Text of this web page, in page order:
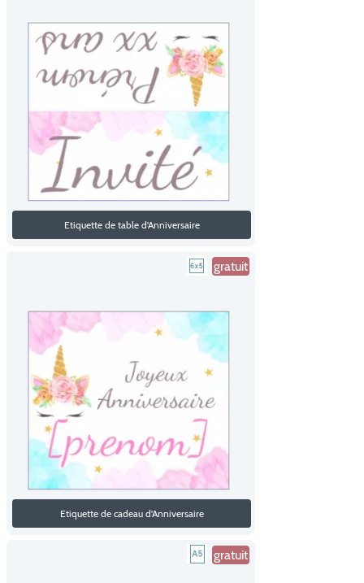
Etiquette de table d'Anniversaire
gratuit
Etiquette de cadeau d'Anniversaire
gratuit